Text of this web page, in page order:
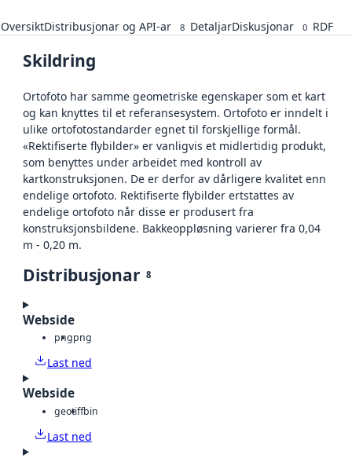
OversiktDistribusjonar og API-ar 8 DetaljarDiskusjonar 0 RDF
Skildring
Ortofoto har samme geometriske egenskaper som et kart
og kan knyttes til et referansesystem. Ortofoto er inndelt i
ulike ortofotostandarder egnet til forskjellige formål.
«Rektifiserte flybilder» er vanligvis et midlertidig produkt,
som benyttes under arbeidet med kontroll av
kartkonstruksjonen. De er derfor av dårligere kvalitet enn
endelige ortofoto. Rektifiserte flybilder ertstattes av
endelige ortofoto når disse er produsert fra
konstruksjonsbildene. Bakkeoppløsning varierer fra 0,04
m - 0,20 m.
Distribusjonar 8
Webside
pngpng
Last ned
Webside
geotiffbin
Last ned